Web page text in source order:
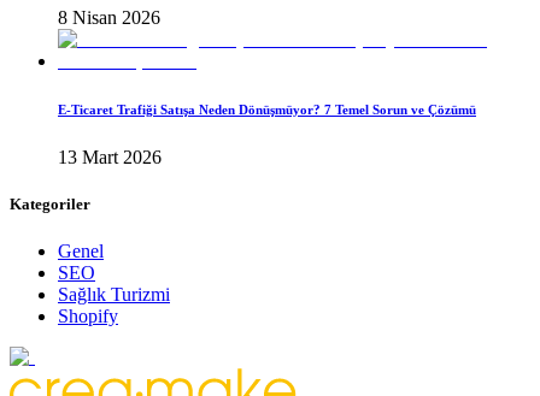
8 Nisan 2026
E-Ticaret Trafiği Satışa Neden Dönüşmüyor? 7 Temel Sorun ve Çözümü
13 Mart 2026
Kategoriler
Genel
SEO
Sağlık Turizmi
Shopify